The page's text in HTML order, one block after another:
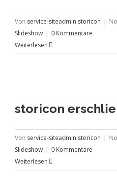
Von service-siteadmin.storicon |
Slideshow | 0 Kommentare
Weiterlesen
storicon
Von service-siteadmin.storicon |
Slideshow | 0 Kommentare
Weiterlesen